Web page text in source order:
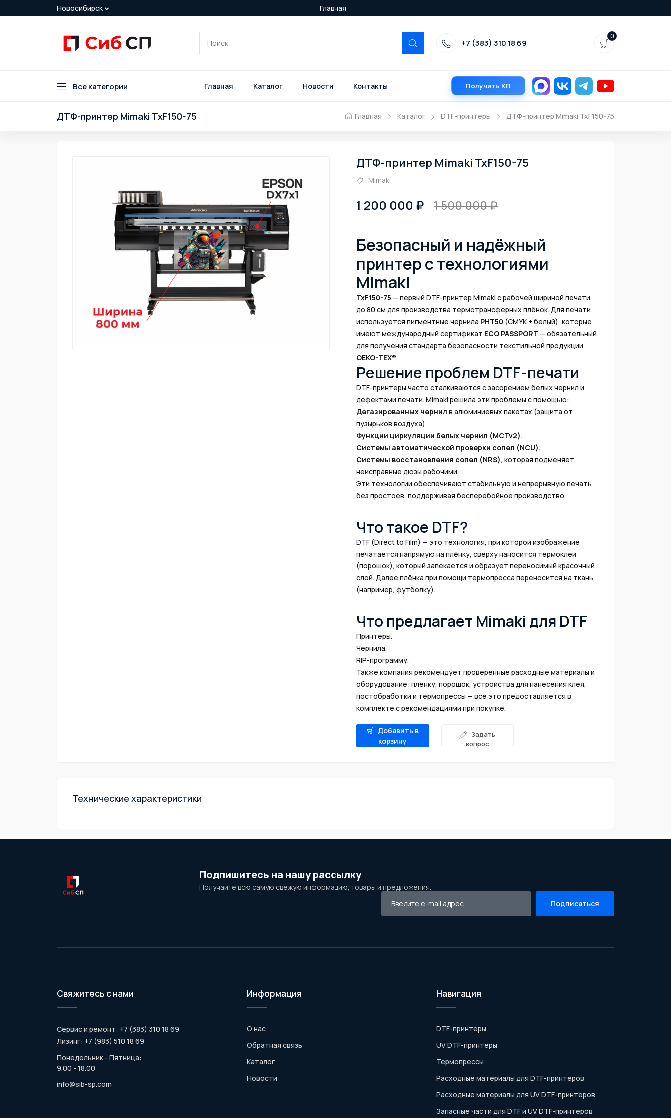
Главная
+7 (383) 310 18 69
0
Все категории Главная Каталог Новости Контакты Получить КП
ДТФ-принтер Mimaki TxF150-75 Главная Каталог DTF-принтеры ДТФ-принтер Mimaki TxF150-75
ДТФ-принтер Mimaki TxF150-75
Mimaki
1 200 000 1 500 000
Безопасный и надёжный
принтер с технологиями
Mimaki
TxF150-75 — первый DTF-принтер Mimaki с рабочей шириной печати
до 80 см для производства термотрансферных плёнок. Для печати
используется пигментные чернила PHT50 (CMYK + белый), которые
имеют международный сертификат ECO PASSPORT — обязательный
для получения стандарта безопасности текстильной продукции
OEKO-TEX®.
Решение проблем DTF-печати
DTF-принтеры часто сталкиваются с засорением белых чернил и
дефектами печати. Mimaki решила эти проблемы с помощью:
Дегазированных чернил в алюминиевых пакетах (защита от
пузырьков воздуха).
Функции циркуляции белых чернил (MCTv2).
Системы автоматической проверки сопел (NCU).
Системы восстановления сопел (NRS), которая подменяет
неисправные дюзы рабочими.
Эти технологии обеспечивают стабильную и непрерывную печать
без простоев, поддерживая бесперебойное производство.
Что такое DTF?
DTF (Direct to Film) — это технология, при которой изображение
печатается напрямую на плёнку, сверху наносится термоклей
(порошок), который запекается и образует переносимый красочный
слой. Далее плёнка при помощи термопресса переносится на ткань
(например, футболку).
Что предлагает Mimaki для DTF
Принтеры.
Чернила.
RIP-программу.
Также компания рекомендует проверенные расходные материалы и
оборудование: плёнку, порошок, устройства для нанесения клея,
постобработки и термопрессы — всё это предоставляется в
комплекте с рекомендациями при покупке.
Добавить в
корзину
Задать
вопрос
Технические характеристики
Подпишитесь на нашу рассылку
Получайте всю самую свежую информацию, товары и предложения.
Подписаться
Свяжитесь с нами
Сервис и ремонт: +7 (383) 310 18 69
Лизинг: +7 (983) 510 18 69
Понедельник - Пятница:
9.00 - 18.00
info@sib-sp.com
Информация
О нас
Обратная связь
Каталог
Новости
Навигация
DTF-принтеры
UV DTF-принтеры
Термопрессы
Расходные материалы для DTF-принтеров
Расходные материалы для UV DTF-принтеров
Запасные части для DTF и UV DTF-принтеров